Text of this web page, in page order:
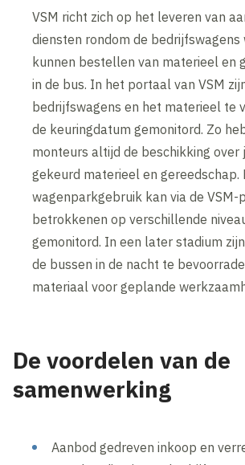
VSM richt zich op het leveren van
diensten rondom de bedrijfswagens
kunnen bestellen van materieel en
in de bus. In het portaal van VSM
bedrijfswagens en het materieel te
de keuringdatum gemonitord. Zo
monteurs altijd de beschikking over
gekeurd materieel en gereedschap.
wagenparkgebruik kan via de
betrokkenen op verschillende
gemonitord. In een later stadium
de bussen in de nacht te
materiaal voor geplande
De voordelen van de
samenwerking
Aanbod gedreven inkoop en